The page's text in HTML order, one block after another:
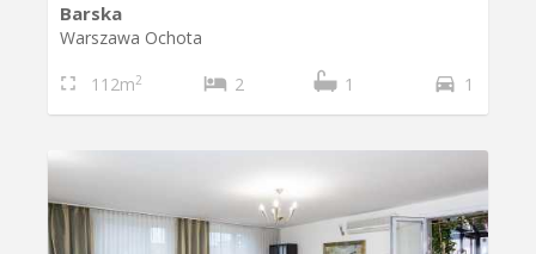
Barska
Warszawa Ochota
112m2 2 1 1